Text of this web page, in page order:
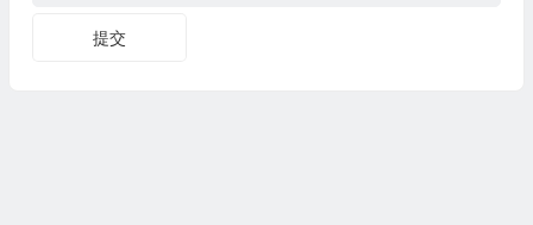
提交